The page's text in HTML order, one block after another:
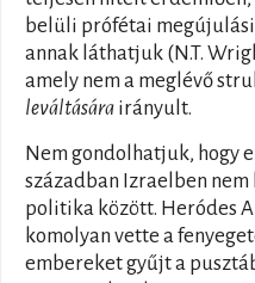
belüli prófétai
annak láthatjuk (N.T.
amely nem a meglévő
leváltására irányult.
Nem gondolhatjuk, hogy
században Izraelben
politika között. Heródes
komolyan vette a
embereket gyűjt a